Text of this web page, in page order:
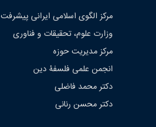
مرکز الگوی اسلامی ایرانی پیشرفت
وزارت علوم، تحقیقات و فناوری
مرکز مدیریت حوزه
انجمن علمی فلسفۀ دین
دکتر محمد فاضلی
دکتر محسن رنانی